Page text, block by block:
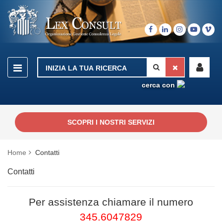
cerca con
SCOPRI I NOSTRI SERVIZI
Home Contatti
Contatti
Per assistenza chiamare il numero
345.6047829